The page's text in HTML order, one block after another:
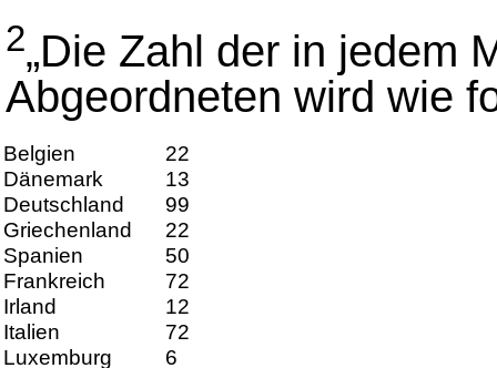
2„Die Zahl der in jedem
Abgeordneten wird wie
Belgien
22
Dänemark
13
Deutschland
99
Griechenland
22
Spanien
50
Frankreich
72
Irland
12
Italien
72
Luxemburg
6